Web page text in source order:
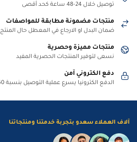
توصيل خلال 24-48 ساعة كحد أقصى
منتجات مضمونة مطابقة للمواصفات
ضمان البدل او الارجاع في المعطل حال المنتج
منتجات مميزة وحصرية
نسعى لتوفير المنتجات الحصرية المفيد
دفع الكتروني آمن
الدفع الكترونيا يسرع عملية التوصيل بنسبة 60%
آلاف العملاء سعدو بتجربة خدمتنا ومنتجاتنا